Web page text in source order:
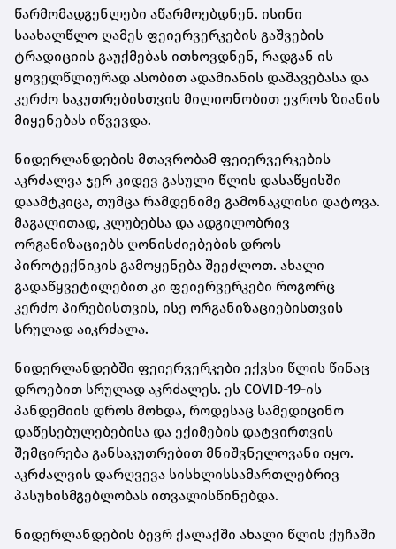
წარმომადგენლები აწარმოებდნენ. ისინი
საახალწლო ღამეს ფეიერვერკების გაშვების
ტრადიციის გაუქმებას ითხოვდნენ, რადგან ის
ყოველწლიურად ასობით ადამიანის დაშავებასა და
კერძო საკუთრებისთვის მილიონობით ევროს ზიანის
მიყენებას იწვევდა.
ნიდერლანდების მთავრობამ ფეიერვერკების
აკრძალვა ჯერ კიდევ გასული წლის დასაწყისში
დაამტკიცა, თუმცა რამდენიმე გამონაკლისი დატოვა.
მაგალითად, კლუბებსა და ადგილობრივ
ორგანიზაციებს ღონისძიებების დროს
პიროტექნიკის გამოყენება შეეძლოთ. ახალი
გადაწყვეტილებით კი ფეიერვერკები როგორც
კერძო პირებისთვის, ისე ორგანიზაციებისთვის
სრულად აიკრძალა.
ნიდერლანდებში ფეიერვერკები ექვსი წლის წინაც
დროებით სრულად აკრძალეს. ეს COVID-19-ის
პანდემიის დროს მოხდა, როდესაც სამედიცინო
დაწესებულებებისა და ექიმების დატვირთვის
შემცირება განსაკუთრებით მნიშვნელოვანი იყო.
აკრძალვის დარღვევა სისხლისსამართლებრივ
პასუხისმგებლობას ითვალისწინებდა.
ნიდერლანდების ბევრ ქალაქში ახალი წლის ქუჩაში